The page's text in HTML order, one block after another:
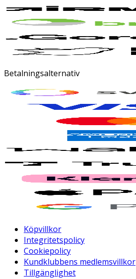
Betalningsalternativ
Köpvillkor
Integritetspolicy
Cookiepolicy
Kundklubbens medlemsvillkor
Tillgänglighet